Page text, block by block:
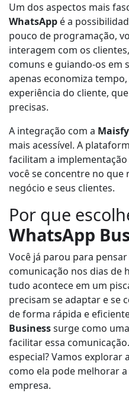
Um dos aspectos mais
WhatsApp é a
pouco de programação,
interagem com os
comuns e guiando-os em
apenas economiza
experiência do cliente,
precisas.
A integração com a Maisfy
mais acessível. A
facilitam a
você se concentre no
negócio e seus clientes.
Por que
WhatsApp
Você já parou para
comunicação nos dias de
tudo acontece em um
precisam se adaptar e se
de forma rápida e
Businesssurge como
facilitar essa
especial? Vamos explorar
como ela pode melhorar
empresa.